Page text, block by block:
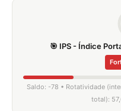
🎯 IPS - Índice
Saldo: -78 • Rotatividade
total):